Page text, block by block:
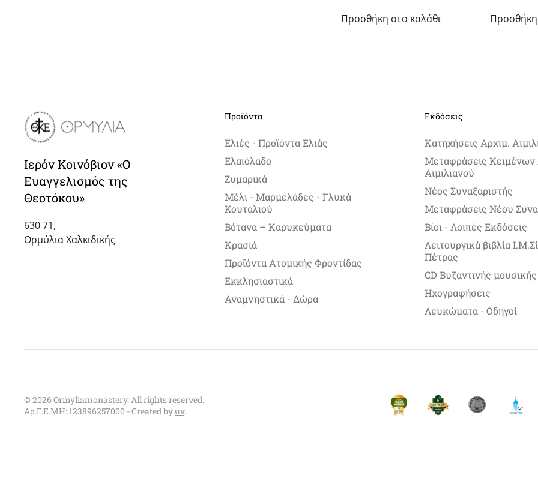
Προσθήκη στο καλάθι Προσθήκη
Ιερόν Κοινόβιον «Ο
Ευαγγελισμός της
Θεοτόκου»
630 71,
Ορμύλια Χαλκιδικής
Προϊόντα
Ελιές - Προϊόντα Ελιάς
Ελαιόλαδο
Ζυμαρικά
Μέλι - Μαρμελάδες - Γλυκά
Κουταλιού
Βότανα – Καρυκεύματα
Κρασιά
Προϊόντα Ατομικής Φροντίδας
Εκκλησιαστικά
Αναμνηστικά - Δώρα
Εκδόσεις
Κατηχήσεις Αρχιμ.
Μεταφράσεις Κειμένων
Αιμιλιανού
Νέος Συναξαριστής
Μεταφράσεις Νέου
Βίοι - Λοιπές Εκδόσεις
Λειτουργικά βιβλία
Πέτρας
CD Βυζαντινής μουσικής
Ηχογραφήσεις
Λευκώματα - Οδηγοί
©2026Ormyliamonastery. All rights reserved.
Αρ.Γ.Ε.ΜΗ: 123896257000 - Created byuv.